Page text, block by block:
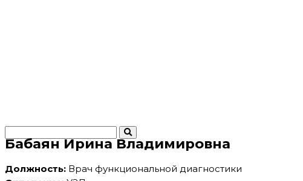
Бабаян Ирина Владимировна
Должность: Врач функциональной диагностики